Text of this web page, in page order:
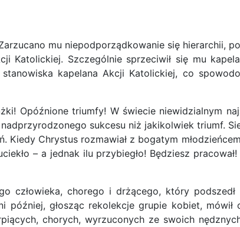
mu niepodporządkowanie się hierarchii,
Katolickiej. Szczególnie sprzeciwił się mu
kapelana Akcji Katolickiej, co
Opóźnione triumfy! W świecie niewidzialnym
sukcesu niż jakikolwiek triumf.
Chrystus rozmawiał z bogatym
– a jednak ilu przybiegło! Będziesz
człowieka, chorego i drżącego, który
później, głosząc rekolekcje grupie kobiet,
chorych, wyrzuconych ze swoich